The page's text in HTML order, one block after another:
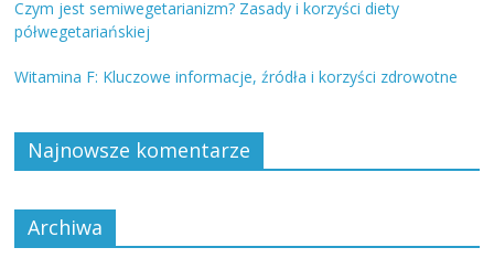
Czym jest semiwegetarianizm? Zasady i korzyści diety
półwegetariańskiej
Witamina F: Kluczowe informacje, źródła i korzyści zdrowotne
Najnowsze komentarze
Archiwa